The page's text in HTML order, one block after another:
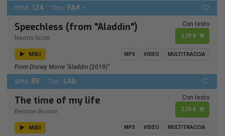
BPM: 124 Ton.: FA# -
Speechless (from "Aladdin")
Naomi Scott
Con testo
2,19 €
MIDI MP3 VIDEO MULTITRACCIA
From Disney Movie "Aladdin (2019)"
BPM: 89 Ton.: LAb
The time of my life
Benson Boone
Con testo
2,19 €
MIDI MP3 VIDEO MULTITRACCIA